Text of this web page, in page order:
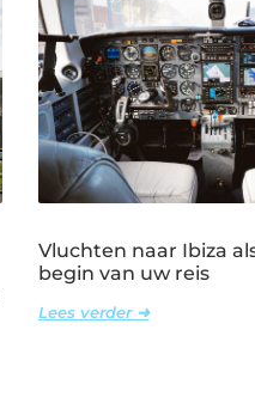
Vluchten naar Ibiza
begin van uw reis
Lees verder ➜